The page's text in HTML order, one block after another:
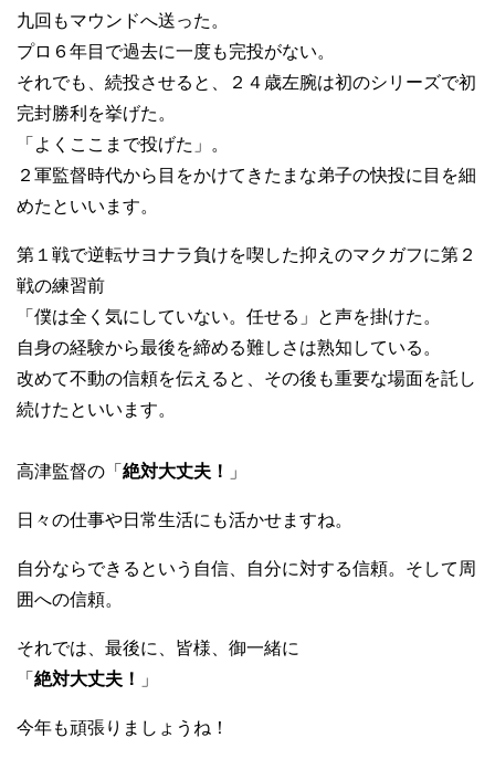
九回もマウンドへ送った。
プロ６年目で過去に一度も完投がない。
それでも、続投させると、２４歳左腕は初のシリーズで初
完封勝利を挙げた。
「よくここまで投げた」。
２軍監督時代から目をかけてきたまな弟子の快投に目を細
めたといいます。
第１戦で逆転サヨナラ負けを喫した抑えのマクガフに第２
戦の練習前
「僕は全く気にしていない。任せる」と声を掛けた。
自身の経験から最後を締める難しさは熟知している。
改めて不動の信頼を伝えると、その後も重要な場面を託し
続けたといいます。
高津監督の「 絶対大丈夫！ 」
日々の仕事や日常生活にも活かせますね。
自分ならできるという自信、自分に対する信頼。そして周
囲への信頼。
それでは、最後に、皆様、御一緒に
「 絶対大丈夫！ 」
今年も頑張りましょうね！